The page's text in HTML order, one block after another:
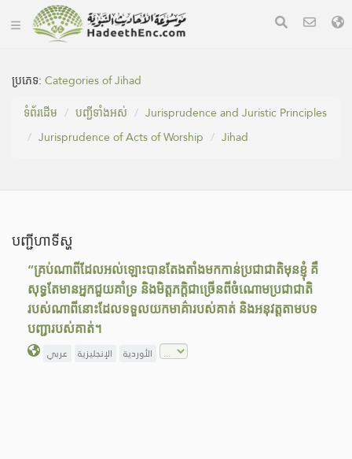
ប្រភេទ:Categories of Jihad
ទំព័រ​ដេីម
បញ្ជីទាំងអស់
Jurisprudence and Juristic Principles
Jurisprudence of Acts of Worship
Jihad
បញ្ជីហាទីស្ហ
“គ្រប់ណាពីដែលអល់ឡោះបានតែងតាំងមកកាន់ប្រជាជាតិមុនខ្ញុំ គឺ
សុទ្ធតែមានអ្នកជួយគាំទ្រ និងមិត្តភក្ដិជាច្រើនពីចំណោមប្រជាជាតិ
របស់ណាពីនោះដែលទទួលយកមាគ៌ារបស់គាត់ និងអនុវត្តតាមបទ
បញ្ជារបស់គាត់។
عربي الإنجليزية الأوردية